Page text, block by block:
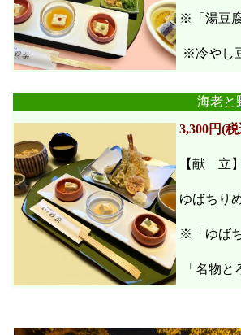
※「湯豆
※冷やし
海老
3,300円(
【献 立
ゆばちり
※「ゆば
「名物と